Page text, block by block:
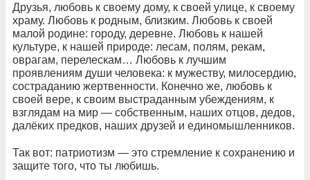
Друзья, любовь к своему дому, к своей улице, к своему
храму. Любовь к родным, близким. Любовь к своей
малой родине: городу, деревне. Любовь к нашей
культуре, к нашей природе: лесам, полям, рекам,
оврагам, перелескам… Любовь к лучшим
проявлениям души человека: к мужеству, милосердию,
состраданию жертвенности. Конечно же, любовь к
своей вере, к своим выстраданным убеждениям, к
взглядам на мир — собственным, наших отцов, дедов,
далёких предков, наших друзей и единомышленников.
Так вот: патриотизм — это стремление к сохранению и
защите того, что ты любишь.